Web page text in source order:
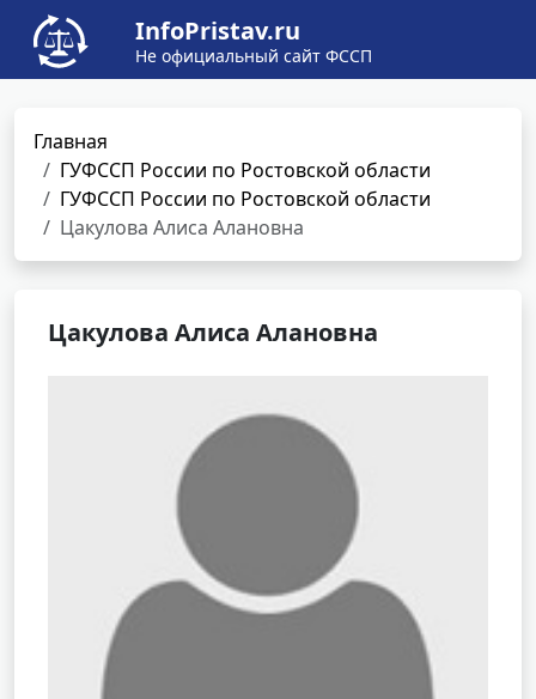
InfoPristav.ru
Не официальный сайт ФССП
Главная
ГУФССП России по Ростовской области
ГУФССП России по Ростовской области
Цакулова Алиса Алановна
Цакулова Алиса Алановна